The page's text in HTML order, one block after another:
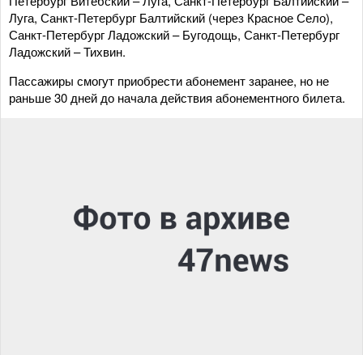
Луга, Санкт-Петербург Балтийский (через Красное Село),
Санкт-Петербург Ладожский – Бугодощь, Санкт-Петербург
Ладожский – Тихвин.
Пассажиры смогут приобрести абонемент заранее, но не
раньше 30 дней до начала действия абонементного билета.